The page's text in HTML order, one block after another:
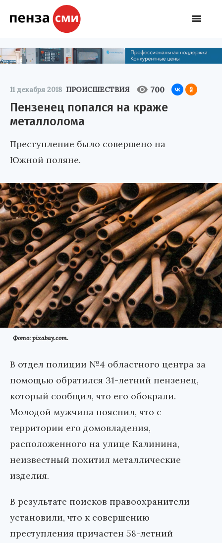
11 декабря 2018 ПРОИСШЕСТВИЯ 700
Пензенец попался на краже
металлолома
Преступление было совершено на
Южной поляне.
Фото: pixabay.com.
В отдел полиции №4 областного центра за
помощью обратился 31-летний пензенец,
который сообщил, что его обокрали.
Молодой мужчина пояснил, что с
территории его домовладения,
расположенного на улице Калинина,
неизвестный похитил металлические
изделия.
В результате поисков правоохранители
установили, что к совершению
преступления причастен 58-летний